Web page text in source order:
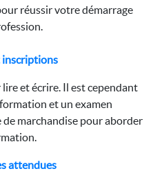
réussir votre démarrage
inscriptions
et écrire. Il est cependant
et un examen
marchandise pour aborder
attendues